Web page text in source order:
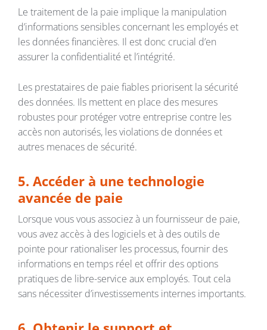
Le traitement de la paie implique la manipulation
d’informations sensibles concernant les employés et
les données financières. Il est donc crucial d’en
assurer la confidentialité et l’intégrité.
Les prestataires de paie fiables priorisent la sécurité
des données. Ils mettent en place des mesures
robustes pour protéger votre entreprise contre les
accès non autorisés, les violations de données et
autres menaces de sécurité.
5. Accéder à une technologie
avancée de paie
Lorsque vous vous associez à un fournisseur de paie,
vous avez accès à des logiciels et à des outils de
pointe pour rationaliser les processus, fournir des
informations en temps réel et offrir des options
pratiques de libre-service aux employés. Tout cela
sans nécessiter d’investissements internes importants.